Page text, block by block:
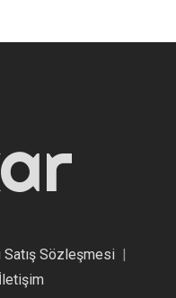
Sözleşmesi|
İletişim